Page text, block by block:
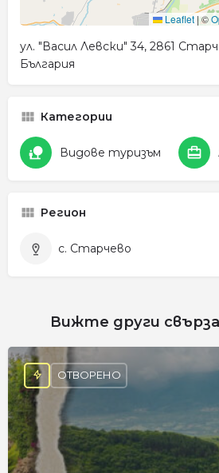
Leaflet |©
ул. "Васил Левски" 34, 2861
България
Категории
Видове туризъм
Регион
с. Старчево
Вижте други
ОТВОРЕНО